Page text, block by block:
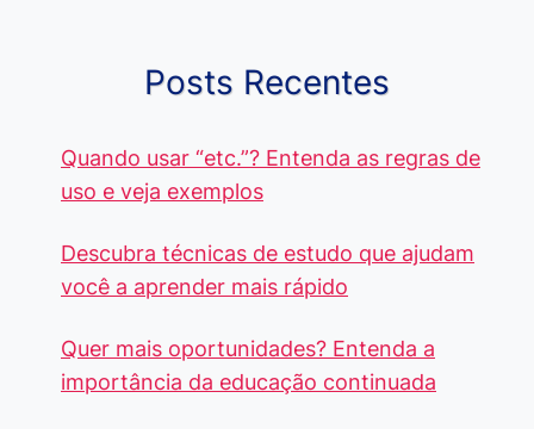
Posts Recentes
Quando usar “etc.”? Entenda as regras de
uso e veja exemplos
Descubra técnicas de estudo que ajudam
você a aprender mais rápido
Quer mais oportunidades? Entenda a
importância da educação continuada